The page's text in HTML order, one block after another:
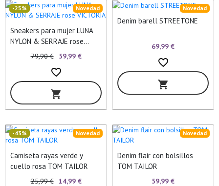
Sneakers para mujer LUNA
NYLON & SERRAJE rose
VICTORIA
Novedad
-25%
79,90 € 59,99 €
favorite_border
shopping_cart
Denim barell STREETONE
Novedad
69,99 €
favorite_border
shopping_cart
Camiseta rayas verde y
cuello rosa TOM TAILOR
Novedad
-43%
25,99 € 14,99 €
Denim flair con bolsillos
TOM TAILOR
Novedad
59,99 €